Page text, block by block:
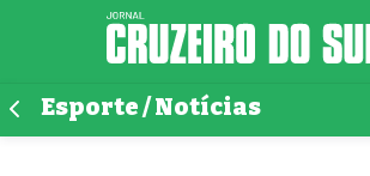
Esporte / Notícias